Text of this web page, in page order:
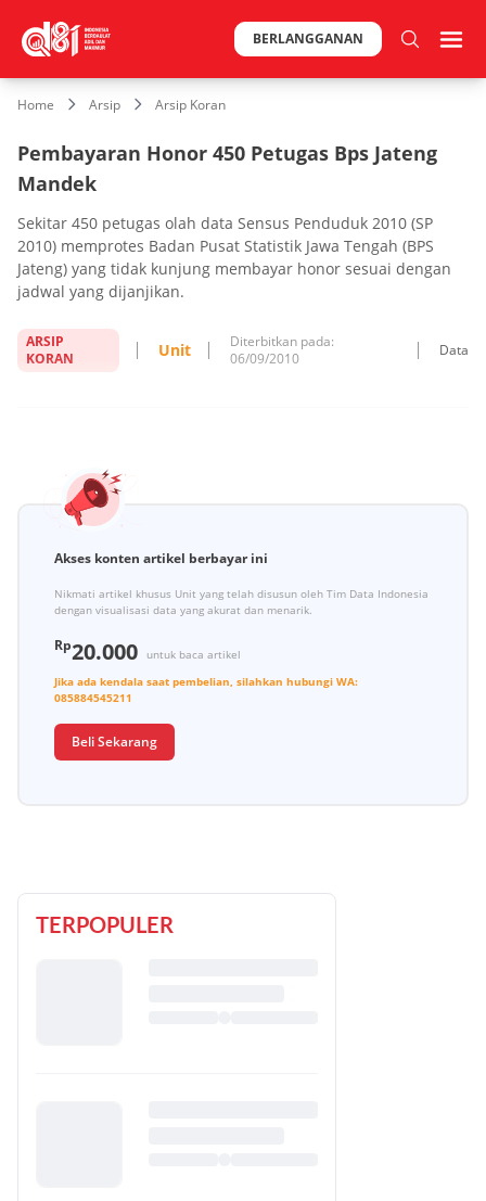
BERLANGGANAN
Home Arsip Arsip Koran
Pembayaran Honor 450 Petugas Bps Jateng
Mandek
Sekitar 450 petugas olah data Sensus Penduduk 2010 (SP
2010) memprotes Badan Pusat Statistik Jawa Tengah (BPS
Jateng) yang tidak kunjung membayar honor sesuai dengan
jadwal yang dijanjikan.
ARSIP
KORAN
Unit
Diterbitkan pada:
06/09/2010
Data
Akses konten artikel berbayar ini
Nikmati artikel khusus Unit yang telah disusun oleh Tim Data Indonesia
dengan visualisasi data yang akurat dan menarik.
Rp20.000
untuk baca artikel
Jika ada kendala saat pembelian, silahkan hubungi WA:
085884545211
Beli Sekarang
TERPOPULER